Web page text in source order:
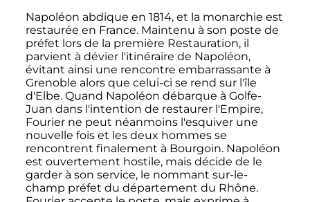
Napoléon abdique en 1814, et la monarchie est
restaurée en France. Maintenu à son poste de
préfet lors de la première Restauration, il
parvient à dévier l'itinéraire de Napoléon,
évitant ainsi une rencontre embarrassante à
Grenoble alors que celui-ci se rend sur l'île
d'Elbe. Quand Napoléon débarque à Golfe-
Juan dans l'intention de restaurer l'Empire,
Fourier ne peut néanmoins l'esquiver une
nouvelle fois et les deux hommes se
rencontrent finalement à Bourgoin. Napoléon
est ouvertement hostile,mais décide de le
garder à son service, le nommant sur-le-
champ préfet du département du Rhône.